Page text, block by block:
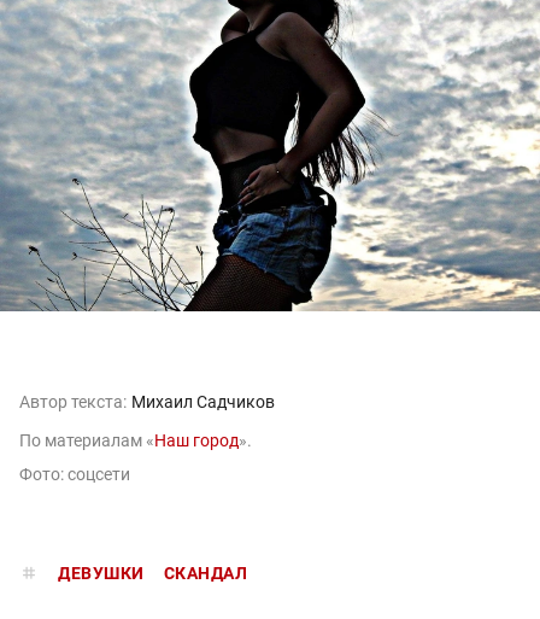
Автор текста: Михаил Садчиков
По материалам «Наш город».
Фото: соцсети
ДЕВУШКИ СКАНДАЛ